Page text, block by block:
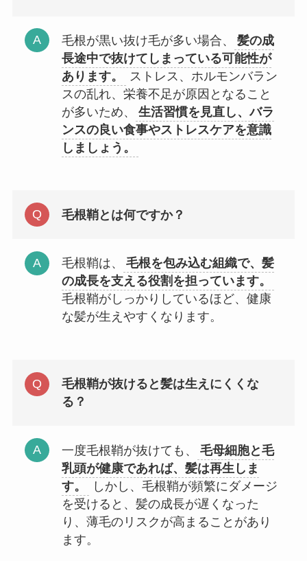
毛根が黒い抜け毛が多い場合、
髪の成
長途中で抜けてしまっている可能性が
あります。
ストレス、ホルモンバラン
スの乱れ、栄養不足が原因となること
が多いため、
生活習慣を見直し、バラ
ンスの良い食事やストレスケアを意識
しましょう。
毛根鞘とは何ですか？
毛根鞘は、
毛根を包み込む組織で、髪
の成長を支える役割を担っています。
毛根鞘がしっかりしているほど、健康
な髪が生えやすくなります。
毛根鞘が抜けると髪は生えにくくな
る？
一度毛根鞘が抜けても、
毛母細胞と毛
乳頭が健康であれば、髪は再生しま
す。
しかし、毛根鞘が頻繁にダメージ
を受けると、髪の成長が遅くなった
り、薄毛のリスクが高まることがあり
ます。